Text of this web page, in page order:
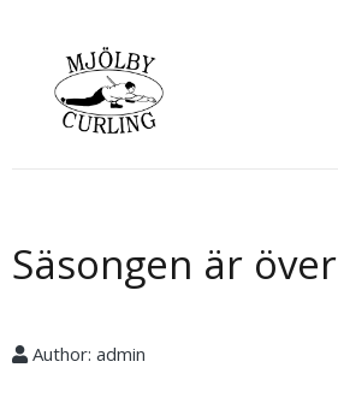
Säsongen är över
Author: admin